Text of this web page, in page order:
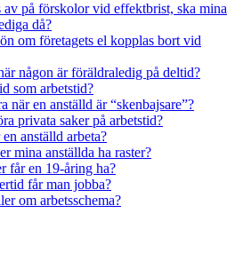
av på förskolor vid effektbrist, ska mina
då?
om företagets el kopplas bort vid
någon är föräldraledig på deltid?
som arbetstid?
när en anställd är “skenbajsare”?
privata saker på arbetstid?
anställd arbeta?
mina anställda ha raster?
får en 19-åring ha?
får man jobba?
om arbetsschema?